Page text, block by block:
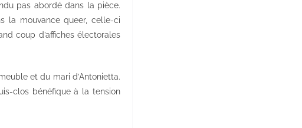
pas abordé dans la pièce.
la mouvance queer, celle-ci
coup d’affiches électorales
et du mari d’Antonietta.
clos bénéfique à la tension